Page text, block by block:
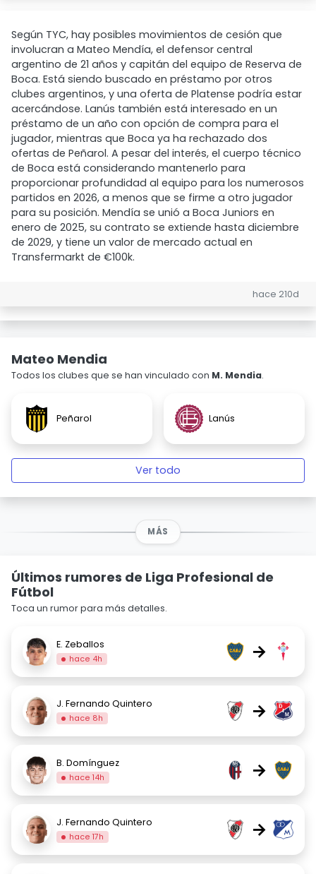
Según TYC, hay posibles movimientos de cesión que
involucran a Mateo Mendía, el defensor central
argentino de 21 años y capitán del equipo de Reserva de
Boca. Está siendo buscado en préstamo por otros
clubes argentinos, y una oferta de Platense podría estar
acercándose. Lanús también está interesado en un
préstamo de un año con opción de compra para el
jugador, mientras que Boca ya ha rechazado dos
ofertas de Peñarol. A pesar del interés, el cuerpo técnico
de Boca está considerando mantenerlo para
proporcionar profundidad al equipo para los numerosos
partidos en 2026, a menos que se firme a otro jugador
para su posición. Mendía se unió a Boca Juniors en
enero de 2025, su contrato se extiende hasta diciembre
de 2029, y tiene un valor de mercado actual en
Transfermarkt de €100k.
hace 210d
Mateo Mendia
Todos los clubes que se han vinculado con M. Mendia.
Peñarol Lanús
Ver todo
MÁS
Últimos rumores de Liga Profesional de
Fútbol
Toca un rumor para más detalles.
E. Zeballos
hace 4h →
J. Fernando Quintero
hace 8h →
B. Domínguez
hace 14h →
J. Fernando Quintero
hace 17h →